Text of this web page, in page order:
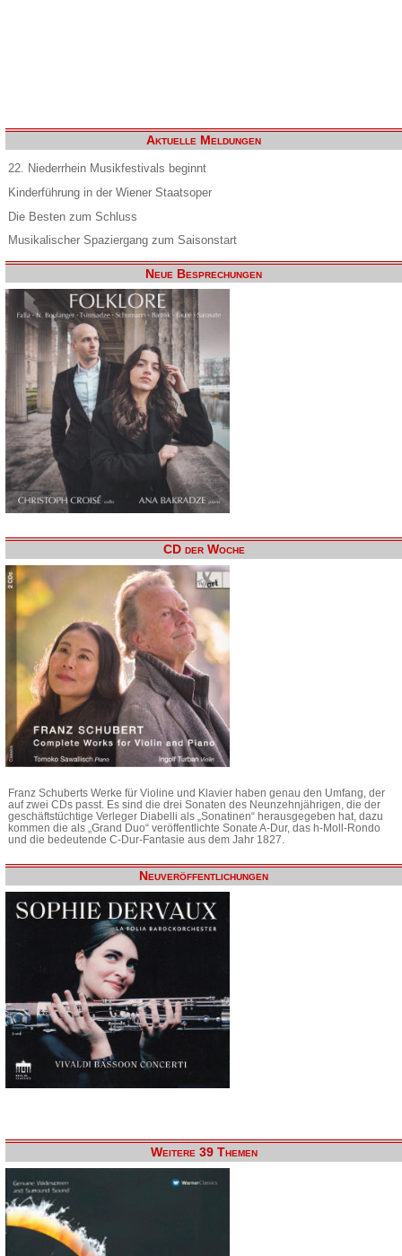
Aktuelle Meldungen
22. Niederrhein Musikfestivals beginnt
Kinderführung in der Wiener Staatsoper
Die Besten zum Schluss
Musikalischer Spaziergang zum Saisonstart
Neue Besprechungen
CD der Woche
Franz Schuberts Werke für Violine und Klavier haben genau den Umfang, der
auf zwei CDs passt. Es sind die drei Sonaten des Neunzehnjährigen, die der
geschäftstüchtige Verleger Diabelli als „Sonatinen“ herausgegeben hat, dazu
kommen die als „Grand Duo“ veröffentlichte Sonate A-Dur, das h-Moll-Rondo
und die bedeutende C-Dur-Fantasie aus dem Jahr 1827.
Neuveröffentlichungen
Weitere 39 Themen